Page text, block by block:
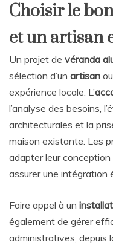
Choisir le
et un artisan
Un projet de véranda
sélection d’un artisan ou
expérience locale. L’
l’analyse des besoins,
architecturales et la
maison existante. Les
adapter leur
assurer une intégration
Faire appel à un
également de gérer
administratives, depuis